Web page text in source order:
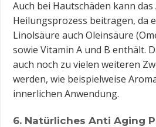
Auch bei Hautschäden kann
Heilungsprozess beitragen, da
Linolsäure auch Oleinsäure
sowie Vitamin A und B enthält.
auch noch zu vielen weiteren
werden, wie beispielweise
innerlichen Anwendung.
6. Natürliches Anti Aging